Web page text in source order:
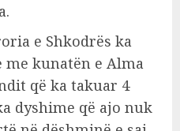
e Shkodrës ka
kunatën e Alma
që ka takuar 4
dyshime që ajo nuk